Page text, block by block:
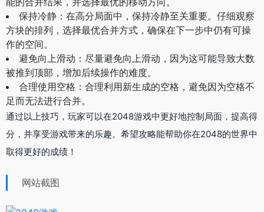
保持冷静：在高分局面中，保持冷静至关重要。仔细观察
方块的排列，选择最优合并方式，确保在下一步中仍有可操
作的空间。
避免向上滑动：尽量避免向上滑动，因为这可能导致大数
被推到顶部，增加后续操作的难度。
合理使用空格：合理利用新生成的空格，避免因为空格不
足而无法进行合并。
通过以上技巧，玩家可以在2048游戏中更好地控制局面，提高得
分，并享受游戏带来的乐趣。希望攻略能帮助你在2048的世界中
取得更好的成绩！
网站截图